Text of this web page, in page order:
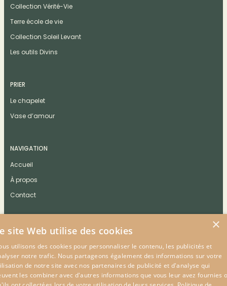
Collection Vérité-Vie
Terre école de vie
Collection Soleil Levant
Les outils Divins
PRIER
Le chapelet
Vase d’amour
NAVIGATION
Accueil
À propos
Contact
CONTACT
×
site Web utilise des cookies
utilisons des cookies pour personnaliser le contenu, les publicités et
notre trafic. Nous partageons également des informations sur votre
de notre site avec nos partenaires de publicité et d'analyse qui
les combiner avec d'autres informations que vous leur avez fournies